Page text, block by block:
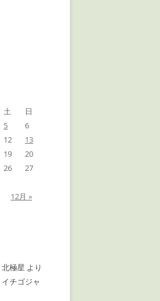
土
日
5
6
12
13
19
20
26
27
12月 »
北極星 より
イチゴジャ